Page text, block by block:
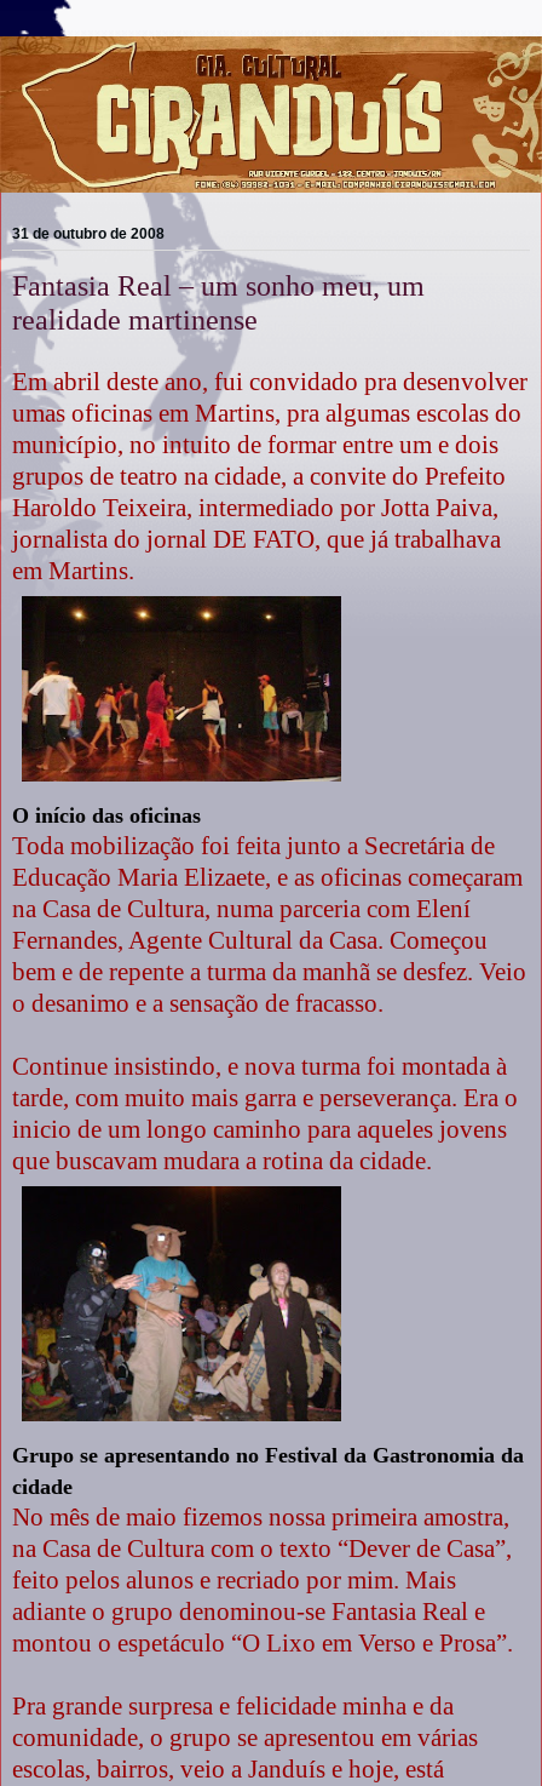
31 de outubro de 2008
Fantasia Real – um sonho meu, um
realidade martinense
Em abril deste ano, fui convidado pra desenvolver
umas oficinas em Martins, pra algumas escolas do
município, no intuito de formar entre um e dois
grupos de teatro na cidade, a convite do Prefeito
Haroldo Teixeira, intermediado por Jotta Paiva,
jornalista do jornal DE FATO, que já trabalhava
em Martins.
O início das oficinas
Toda mobilização foi feita junto a Secretária de
Educação Maria Elizaete, e as oficinas começaram
na Casa de Cultura, numa parceria com Elení
Fernandes, Agente Cultural da Casa. Começou
bem e de repente a turma da manhã se desfez. Veio
o desanimo e a sensação de fracasso.
Continue insistindo, e nova turma foi montada à
tarde, com muito mais garra e perseverança. Era o
inicio de um longo caminho para aqueles jovens
que buscavam mudara a rotina da cidade.
Grupo se apresentando no Festival da Gastronomia da
cidade
No mês de maio fizemos nossa primeira amostra,
na Casa de Cultura com o texto “Dever de Casa”,
feito pelos alunos e recriado por mim. Mais
adiante o grupo denominou-se Fantasia Real e
montou o espetáculo “O Lixo em Verso e Prosa”.
Pra grande surpresa e felicidade minha e da
comunidade, o grupo se apresentou em várias
escolas, bairros, veio a Janduís e hoje, está